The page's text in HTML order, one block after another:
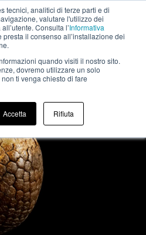
tecnici, analitici di terze parti e di
valutare l'utilizzo dei
Consulta l’Informativa
presta il consenso all’installazione dei
quando visiti il ​​nostro sito.
dovremo utilizzare un solo
ti venga chiesto di fare
Accetta Rifiuta